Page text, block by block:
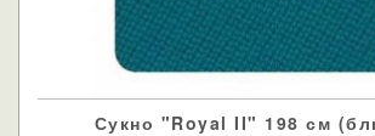
Сукно "Royal II" 198 см